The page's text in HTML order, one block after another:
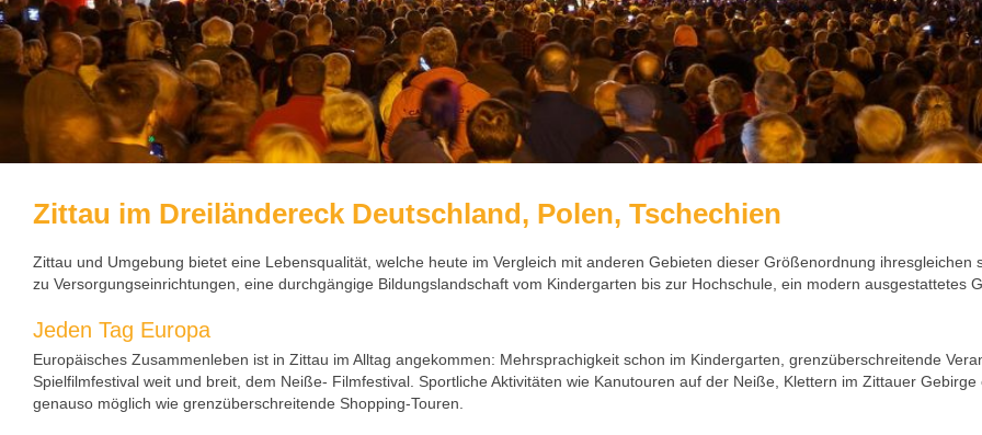
Zittau im Dreiländereck Deutschland, Polen, Tschechien
Zittau und Umgebung bietet eine Lebensqualität, welche heute im Vergleich mit anderen Gebieten dieser Größenordnung
zu Versorgungseinrichtungen, eine durchgängige Bildungslandschaft vom Kindergarten bis zur Hochschule, ein modern ausgestattetes
Jeden Tag Europa
Europäisches Zusammenleben ist in Zittau im Alltag angekommen: Mehrsprachigkeit schon im Kindergarten, grenzüberschreitende
Spielfilmfestival weit und breit, dem Neiße- Filmfestival. Sportliche Aktivitäten wie Kanutouren auf der Neiße, Klettern im Zittauer
genauso möglich wie grenzüberschreitende Shopping-Touren.